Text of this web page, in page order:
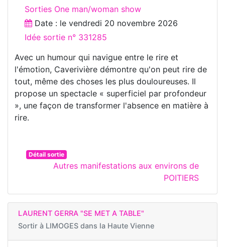
Sorties One man/woman show
Date : le vendredi 20 novembre 2026
Idée sortie n° 331285
Avec un humour qui navigue entre le rire et
l'émotion, Caverivière démontre qu'on peut rire de
tout, même des choses les plus douloureuses. Il
propose un spectacle « superficiel par profondeur
», une façon de transformer l'absence en matière à
rire.
Détail sortie
Autres manifestations aux environs de
POITIERS
LAURENT GERRA "SE MET A TABLE"
Sortir à LIMOGES dans la Haute Vienne